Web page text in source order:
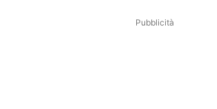
Pubblicità